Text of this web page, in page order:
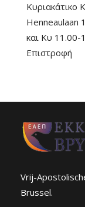
Henneaulaan
και Κυ
Επιστροφή
Vrij-
Brussel.